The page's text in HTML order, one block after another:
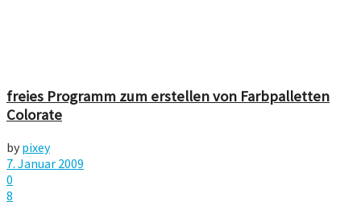
freies Programm zum erstellen von Farbpalletten
Colorate
by pixey
7. Januar 2009
0
8